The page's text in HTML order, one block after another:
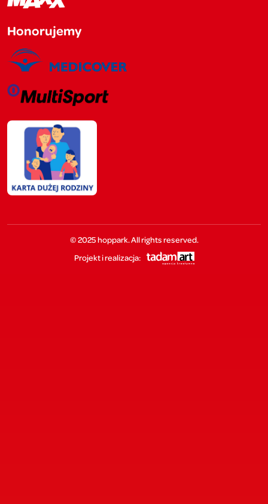
Honorujemy
© 2025 hoppark. All rights reserved.
Projekt i realizacja: